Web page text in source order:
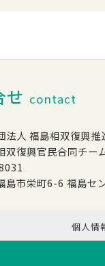
せ contact
法人 福島相双復興推
双復興官民合同チーム
島市栄町6-6 福島セ
個人情